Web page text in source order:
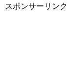
スポンサーリンク